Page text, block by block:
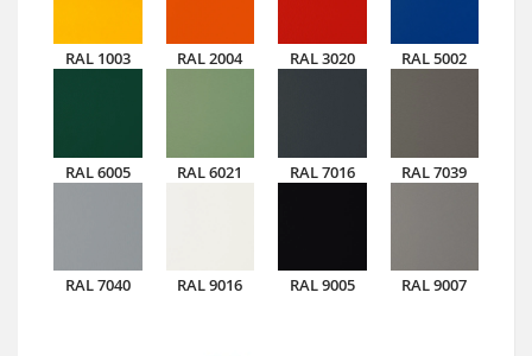
RAL 1003 RAL 2004 RAL 3020 RAL 5002
RAL 6005 RAL 6021 RAL 7016 RAL 7039
RAL 7040 RAL 9016 RAL 9005 RAL 9007